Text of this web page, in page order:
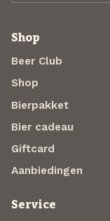
Shop
Beer Club
Shop
Bierpakket
Bier cadeau
Giftcard
Aanbiedingen
Service